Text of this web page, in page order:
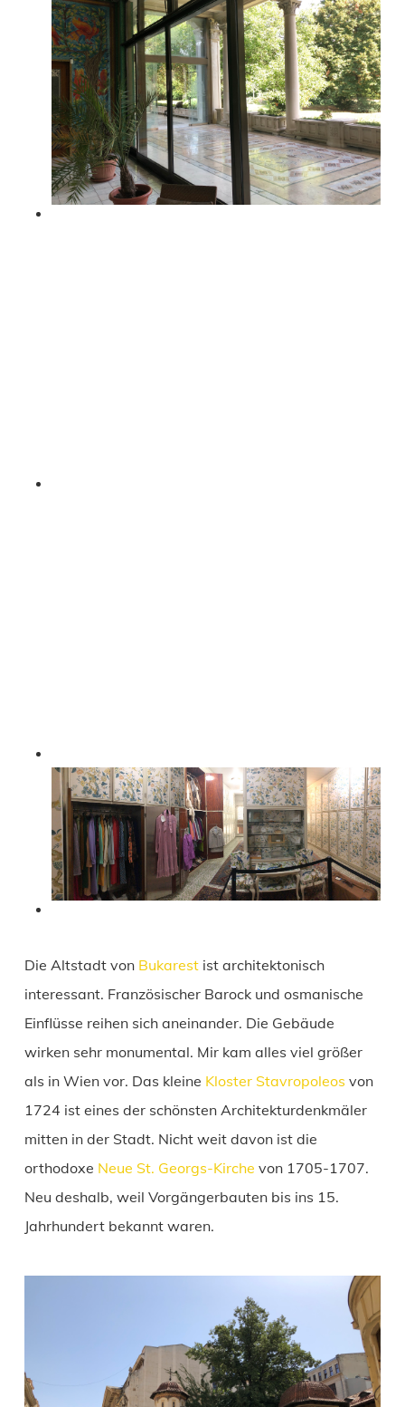
Die Altstadt von Bukarestist architektonisch
interessant. Französischer Barock und osmanische
Einflüsse reihen sich aneinander. Die Gebäude
wirken sehr monumental. Mir kam alles viel größer
als in Wien vor. Das kleine Kloster Stavropoleos von
1724 ist eines der schönsten Architekturdenkmäler
mitten in der Stadt. Nicht weit davon ist die
orthodoxe Neue St. Georgs-Kirche von 1705-1707.
Neu deshalb, weil Vorgängerbauten bis ins 15.
Jahrhundert bekannt waren.